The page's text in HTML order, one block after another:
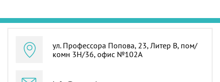
ул. Профессора Попова, 23, Литер В, пом/
комн 3Н/36, офис №102А